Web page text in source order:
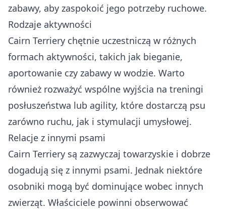
zabawy, aby zaspokoić jego potrzeby ruchowe.
Rodzaje aktywności
Cairn Terriery chętnie uczestniczą w różnych
formach aktywności, takich jak bieganie,
aportowanie czy zabawy w wodzie. Warto
również rozważyć wspólne wyjścia na treningi
posłuszeństwa lub agility, które dostarczą psu
zarówno ruchu, jak i stymulacji umysłowej.
Relacje z innymi psami
Cairn Terriery są zazwyczaj towarzyskie i dobrze
dogadują się z innymi psami. Jednak niektóre
osobniki mogą być dominujące wobec innych
zwierząt. Właściciele powinni obserwować